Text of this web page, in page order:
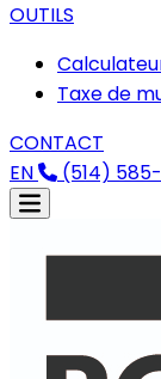
OUTILS
Taxe de
CONTACT
EN
(514)